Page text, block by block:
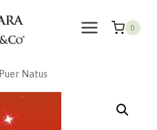
0
Puer Natus